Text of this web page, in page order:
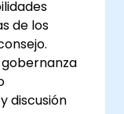
de los
discusión